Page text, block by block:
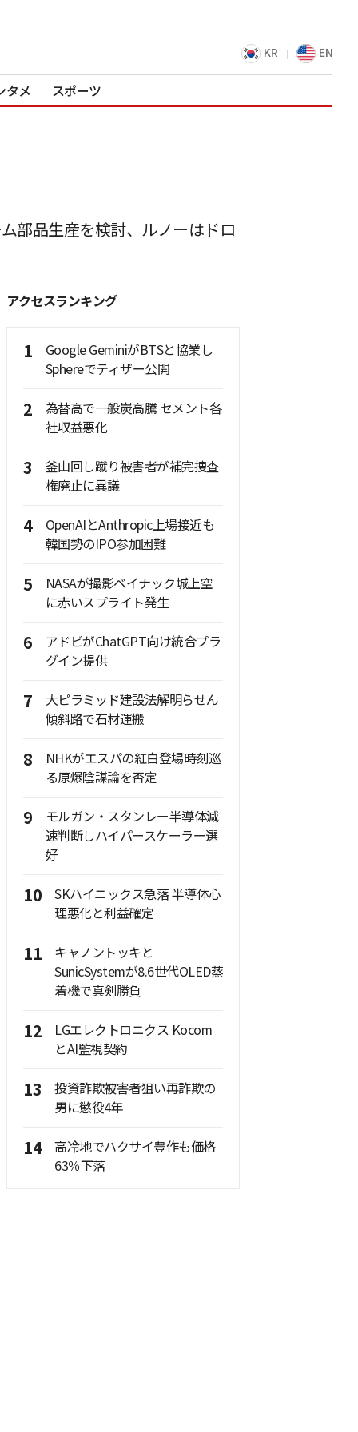
KR EN
タメ スポーツ
部品生産を検討、ルノーはドロ
アクセスランキング
1
Google GeminiがBTSと協業し
Sphereでティザー公開
2
為替高で一般炭高騰 セメント各
社収益悪化
3
釜山回し蹴り被害者が補完捜査
権廃止に異議
4
OpenAIとAnthropic上場接近も
韓国勢のIPO参加困難
5
NASAが撮影ベイナック城上空
に赤いスプライト発生
6
アドビがChatGPT向け統合プラ
グイン提供
7
大ピラミッド建設法解明らせん
傾斜路で石材運搬
8
NHKがエスパの紅白登場時刻巡
る原爆陰謀論を否定
9
モルガン・スタンレー半導体減
速判断しハイパースケーラー選
好
10
SKハイニックス急落 半導体心
理悪化と利益確定
11
キャノントッキと
SunicSystemが8.6世代OLED蒸
着機で真剣勝負
12
LGエレクトロニクス Kocom
とAI監視契約
13
投資詐欺被害者狙い再詐欺の
男に懲役4年
14
高冷地でハクサイ豊作も価格
63％下落